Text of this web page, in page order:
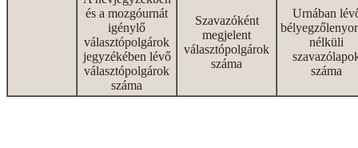
és a mozgóurnát
igénylő
választópolgárok
jegyzékében lévő
választópolgárok
száma
Szavazóként
megjelent
választópolgárok
száma
Urnában
nélküli
száma